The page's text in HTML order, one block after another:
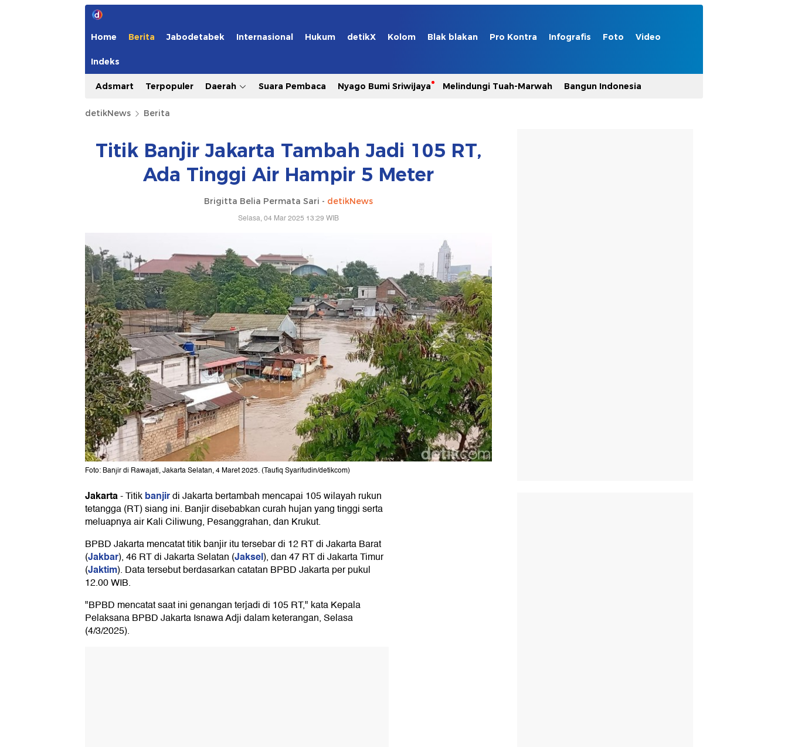
Home Berita Jabodetabek Internasional Hukum detikX Kolom Blak blakan Pro Kontra Infografis Foto Video
Indeks
Adsmart Terpopuler Daerah Suara Pembaca Nyago Bumi Sriwijaya Melindungi Tuah-Marwah Bangun Indonesia
detikNews Berita
Titik Banjir Jakarta Tambah Jadi 105 RT,
Ada Tinggi Air Hampir 5 Meter
Brigitta Belia Permata Sari - detikNews
Selasa, 04 Mar 2025 13:29 WIB
Foto: Banjir di Rawajati, Jakarta Selatan, 4 Maret 2025. (Taufiq Syarifudin/detikcom)
Jakarta-Titikbanjirdi Jakarta bertambah mencapai 105 wilayah rukun
tetangga (RT) siang ini. Banjir disebabkan curah hujan yang tinggi serta
meluapnya air Kali Ciliwung, Pesanggrahan, dan Krukut.
BPBD Jakarta mencatat titik banjir itu tersebar di 12 RT di Jakarta Barat
(Jakbar), 46 RT di Jakarta Selatan (Jaksel), dan 47 RT di Jakarta Timur
(Jaktim). Data tersebut berdasarkan catatan BPBD Jakarta per pukul
12.00 WIB.
"BPBD mencatat saat ini genangan terjadi di 105 RT," kata Kepala
Pelaksana BPBD Jakarta Isnawa Adji dalam keterangan, Selasa
(4/3/2025).